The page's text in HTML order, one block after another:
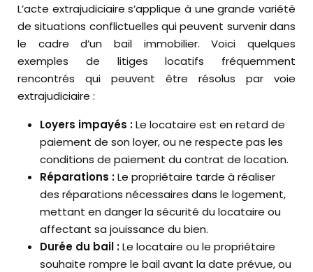
L’acte extrajudiciaire s’applique à une grande variété
de situations conflictuelles qui peuvent survenir dans
le cadre d’un bail immobilier. Voici quelques
exemples de litiges locatifs fréquemment
rencontrés qui peuvent être résolus par voie
extrajudiciaire :
Loyers impayés :Le locataire est en retard de
paiement de son loyer, ou ne respecte pas les
conditions de paiement du contrat de location.
Réparations :Le propriétaire tarde à réaliser
des réparations nécessaires dans le logement,
mettant en danger la sécurité du locataire ou
affectant sa jouissance du bien.
Durée du bail :Le locataire ou le propriétaire
souhaite rompre le bail avant la date prévue, ou